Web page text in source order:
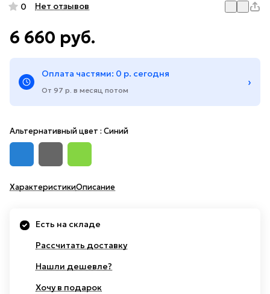
0 Нет отзывов
6 660 руб.
Оплата частями: 0 р. сегодня
От 97 р. в месяц потом
›
Альтернативный цвет : Синий
ХарактеристикиОписание
Есть на складе
Рассчитать доставку
Нашли дешевле?
Хочу в подарок